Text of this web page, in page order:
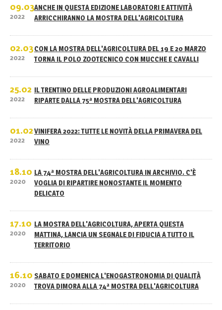
09.03
2022
ANCHE IN QUESTA EDIZIONE LABORATORI E ATTIVITÀ
ARRICCHIRANNO LA MOSTRA DELL'AGRICOLTURA
02.03
2022
CON LA MOSTRA DELL'AGRICOLTURA DEL 19 E 20 MARZO
TORNA IL POLO ZOOTECNICO CON MUCCHE E CAVALLI
25.02
2022
IL TRENTINO DELLE PRODUZIONI AGROALIMENTARI
RIPARTE DALLA 75ª MOSTRA DELL'AGRICOLTURA
01.02
2022
VINIFERA 2022: TUTTE LE NOVITÀ DELLA PRIMAVERA DEL
VINO
18.10
2020
LA 74ª MOSTRA DELL'AGRICOLTURA IN ARCHIVIO. C'È
VOGLIA DI RIPARTIRE NONOSTANTE IL MOMENTO
DELICATO
17.10
2020
LA MOSTRA DELL'AGRICOLTURA, APERTA QUESTA
MATTINA, LANCIA UN SEGNALE DI FIDUCIA A TUTTO IL
TERRITORIO
16.10
2020
SABATO E DOMENICA L'ENOGASTRONOMIA DI QUALITÀ
TROVA DIMORA ALLA 74ª MOSTRA DELL'AGRICOLTURA